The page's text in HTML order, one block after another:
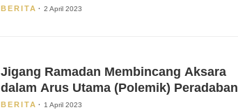
BERITA 2 April 2023
Jigang Ramadan Membincang Aksara
dalam Arus Utama (Polemik) Peradaban
BERITA 1 April 2023